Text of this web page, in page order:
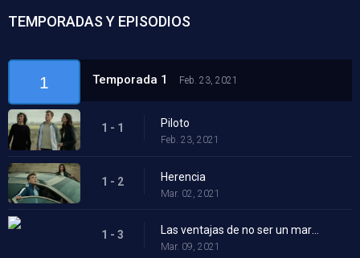
TEMPORADAS Y EPISODIOS
1 Temporada 1 Feb. 23, 2021
1 - 1 Piloto
Feb. 23, 2021
1 - 2 Herencia
Mar. 02, 2021
1 - 3
Mar. 09, 2021